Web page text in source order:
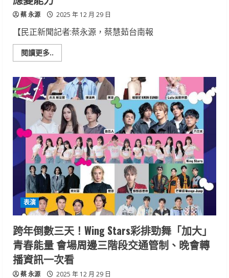
蔡 永源 2025 年 12 月 29 日
【民正新聞記者:蔡永源，蔡慧茹台南報
閱讀更多..
more
察
局
辦
理
跨
年
晚
會
維
安
演
練
強
化
突
發
事
件
應
變
能
力
表演
跨年倒數三天！Wing Stars彩排勁舞「加大」
青春能量 會場周邊三階段交通管制、晚會轉
播資訊一次看
蔡 永源 2025 年 12 月 29 日